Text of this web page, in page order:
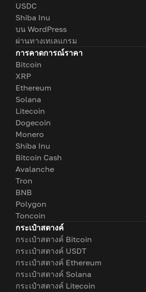
USDC
Shiba Inu
บน WordPress
ผ่านทางเทเลแกรม
การคาดการณ์ราคา
Bitcoin
XRP
Ethereum
Solana
Litecoin
Dogecoin
Monero
Shiba Inu
Bitcoin Cash
Avalanche
Tron
BNB
Polygon
Toncoin
กระเป๋าสตางค์
กระเป๋าสตางค์ Bitcoin
กระเป๋าสตางค์ USDT
กระเป๋าสตางค์ Ethereum
กระเป๋าสตางค์ Solana
กระเป๋าสตางค์ Litecoin